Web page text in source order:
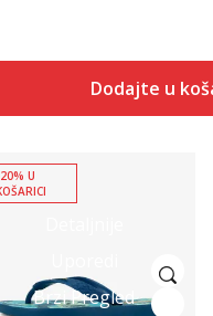
Dodajte u
Brzi Pregled
U